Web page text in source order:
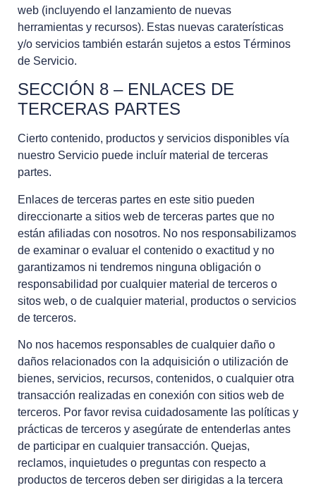
web (incluyendo el lanzamiento de nuevas
herramientas y recursos). Estas nuevas caraterísticas
y/o servicios también estarán sujetos a estos Términos
de Servicio.
SECCIÓN 8 – ENLACES DE
TERCERAS PARTES
Cierto contenido, productos y servicios disponibles vía
nuestro Servicio puede incluír material de terceras
partes.
Enlaces de terceras partes en este sitio pueden
direccionarte a sitios web de terceras partes que no
están afiliadas con nosotros. No nos responsabilizamos
de examinar o evaluar el contenido o exactitud y no
garantizamos ni tendremos ninguna obligación o
responsabilidad por cualquier material de terceros o
sitos web, o de cualquier material, productos o servicios
de terceros.
No nos hacemos responsables de cualquier daño o
daños relacionados con la adquisición o utilización de
bienes, servicios, recursos, contenidos, o cualquier otra
transacción realizadas en conexión con sitios web de
terceros. Por favor revisa cuidadosamente las políticas y
prácticas de terceros y asegúrate de entenderlas antes
de participar en cualquier transacción. Quejas,
reclamos, inquietudes o preguntas con respecto a
productos de terceros deben ser dirigidas a la tercera